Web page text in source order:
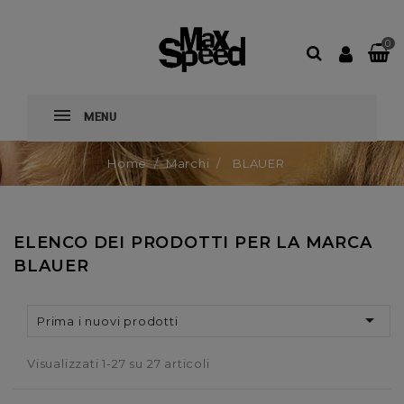
0
MENU
Home Marchi BLAUER
ELENCO DEI PRODOTTI PER LA MARCA
BLAUER
Prima i nuovi prodotti 
Visualizzati 1-27 su 27 articoli